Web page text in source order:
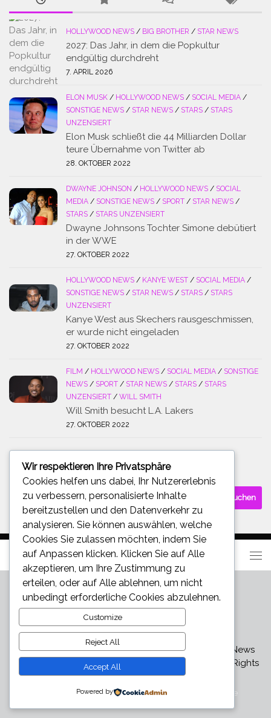
HOLLYWOOD NEWS / BIG BROTHER / STAR NEWS
2027: Das Jahr, in dem die Popkultur
endgültig durchdreht
7. APRIL 2026
ELON MUSK / HOLLYWOOD NEWS / SOCIAL MEDIA /
SONSTIGE NEWS / STAR NEWS / STARS / STARS
UNZENSIERT
Elon Musk schließt die 44 Milliarden Dollar
teure Übernahme von Twitter ab
28. OKTOBER 2022
DWAYNE JOHNSON / HOLLYWOOD NEWS / SOCIAL
MEDIA / SONSTIGE NEWS / SPORT / STAR NEWS /
STARS / STARS UNZENSIERT
Dwayne Johnsons Tochter Simone debütiert
in der WWE
27. OKTOBER 2022
HOLLYWOOD NEWS / KANYE WEST / SOCIAL MEDIA /
SONSTIGE NEWS / STAR NEWS / STARS / STARS
UNZENSIERT
Kanye West aus Skechers rausgeschmissen,
er wurde nicht eingeladen
27. OKTOBER 2022
FILM / HOLLYWOOD NEWS / SOCIAL MEDIA / SONSTIGE
NEWS / SPORT / STAR NEWS / STARS / STARS
UNZENSIERT / WILL SMITH
Will Smith besucht L.A. Lakers
27. OKTOBER 2022
SUCHE
Suchen
nach:
Star und Promi News - Aktuelle Bilder, Videos und News
über den neuesten Klatsch und Tratsch © 2026. All Rights
Reserved.
Präsentiert von - Entworfen mit dem Hueman-Theme
Wir respektieren Ihre Privatsphäre
Cookies helfen uns dabei, Ihr Nutzererlebnis
zu verbessern, personalisierte Inhalte
bereitzustellen und den Datenverkehr zu
analysieren. Sie können auswählen, welche
Cookies Sie zulassen möchten, indem Sie
auf Anpassen klicken. Klicken Sie auf Alle
akzeptieren , um Ihre Zustimmung zu
erteilen, oder auf Alle ablehnen , um nicht
unbedingt erforderliche Cookies abzulehnen.
Customize
Reject All
Accept All
Powered by